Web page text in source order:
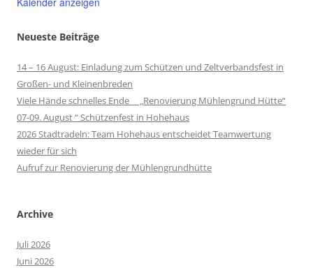
Neueste Beiträge
14 – 16 August: Einladung zum Schützen und Zeltverbandsfest in
Großen- und Kleinenbreden
Viele Hände schnelles Ende „Renovierung Mühlengrund Hütte“
07-09. August “ Schützenfest in Hohehaus
2026 Stadtradeln: Team Hohehaus entscheidet Teamwertung
wieder für sich
Aufruf zur Renovierung der Mühlengrundhütte
Archive
Juli 2026
Juni 2026